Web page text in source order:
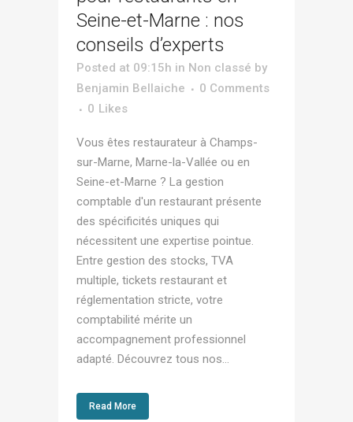
Seine-et-Marne : nos
conseils d’experts
Posted at 09:15h in Non classé by
Benjamin Bellaiche
0 Comments
0 Likes
Vous êtes restaurateur à Champs-
sur-Marne, Marne-la-Vallée ou en
Seine-et-Marne ? La gestion
comptable d'un restaurant présente
des spécificités uniques qui
nécessitent une expertise pointue.
Entre gestion des stocks, TVA
multiple, tickets restaurant et
réglementation stricte, votre
comptabilité mérite un
accompagnement professionnel
adapté. Découvrez tous nos...
Read More